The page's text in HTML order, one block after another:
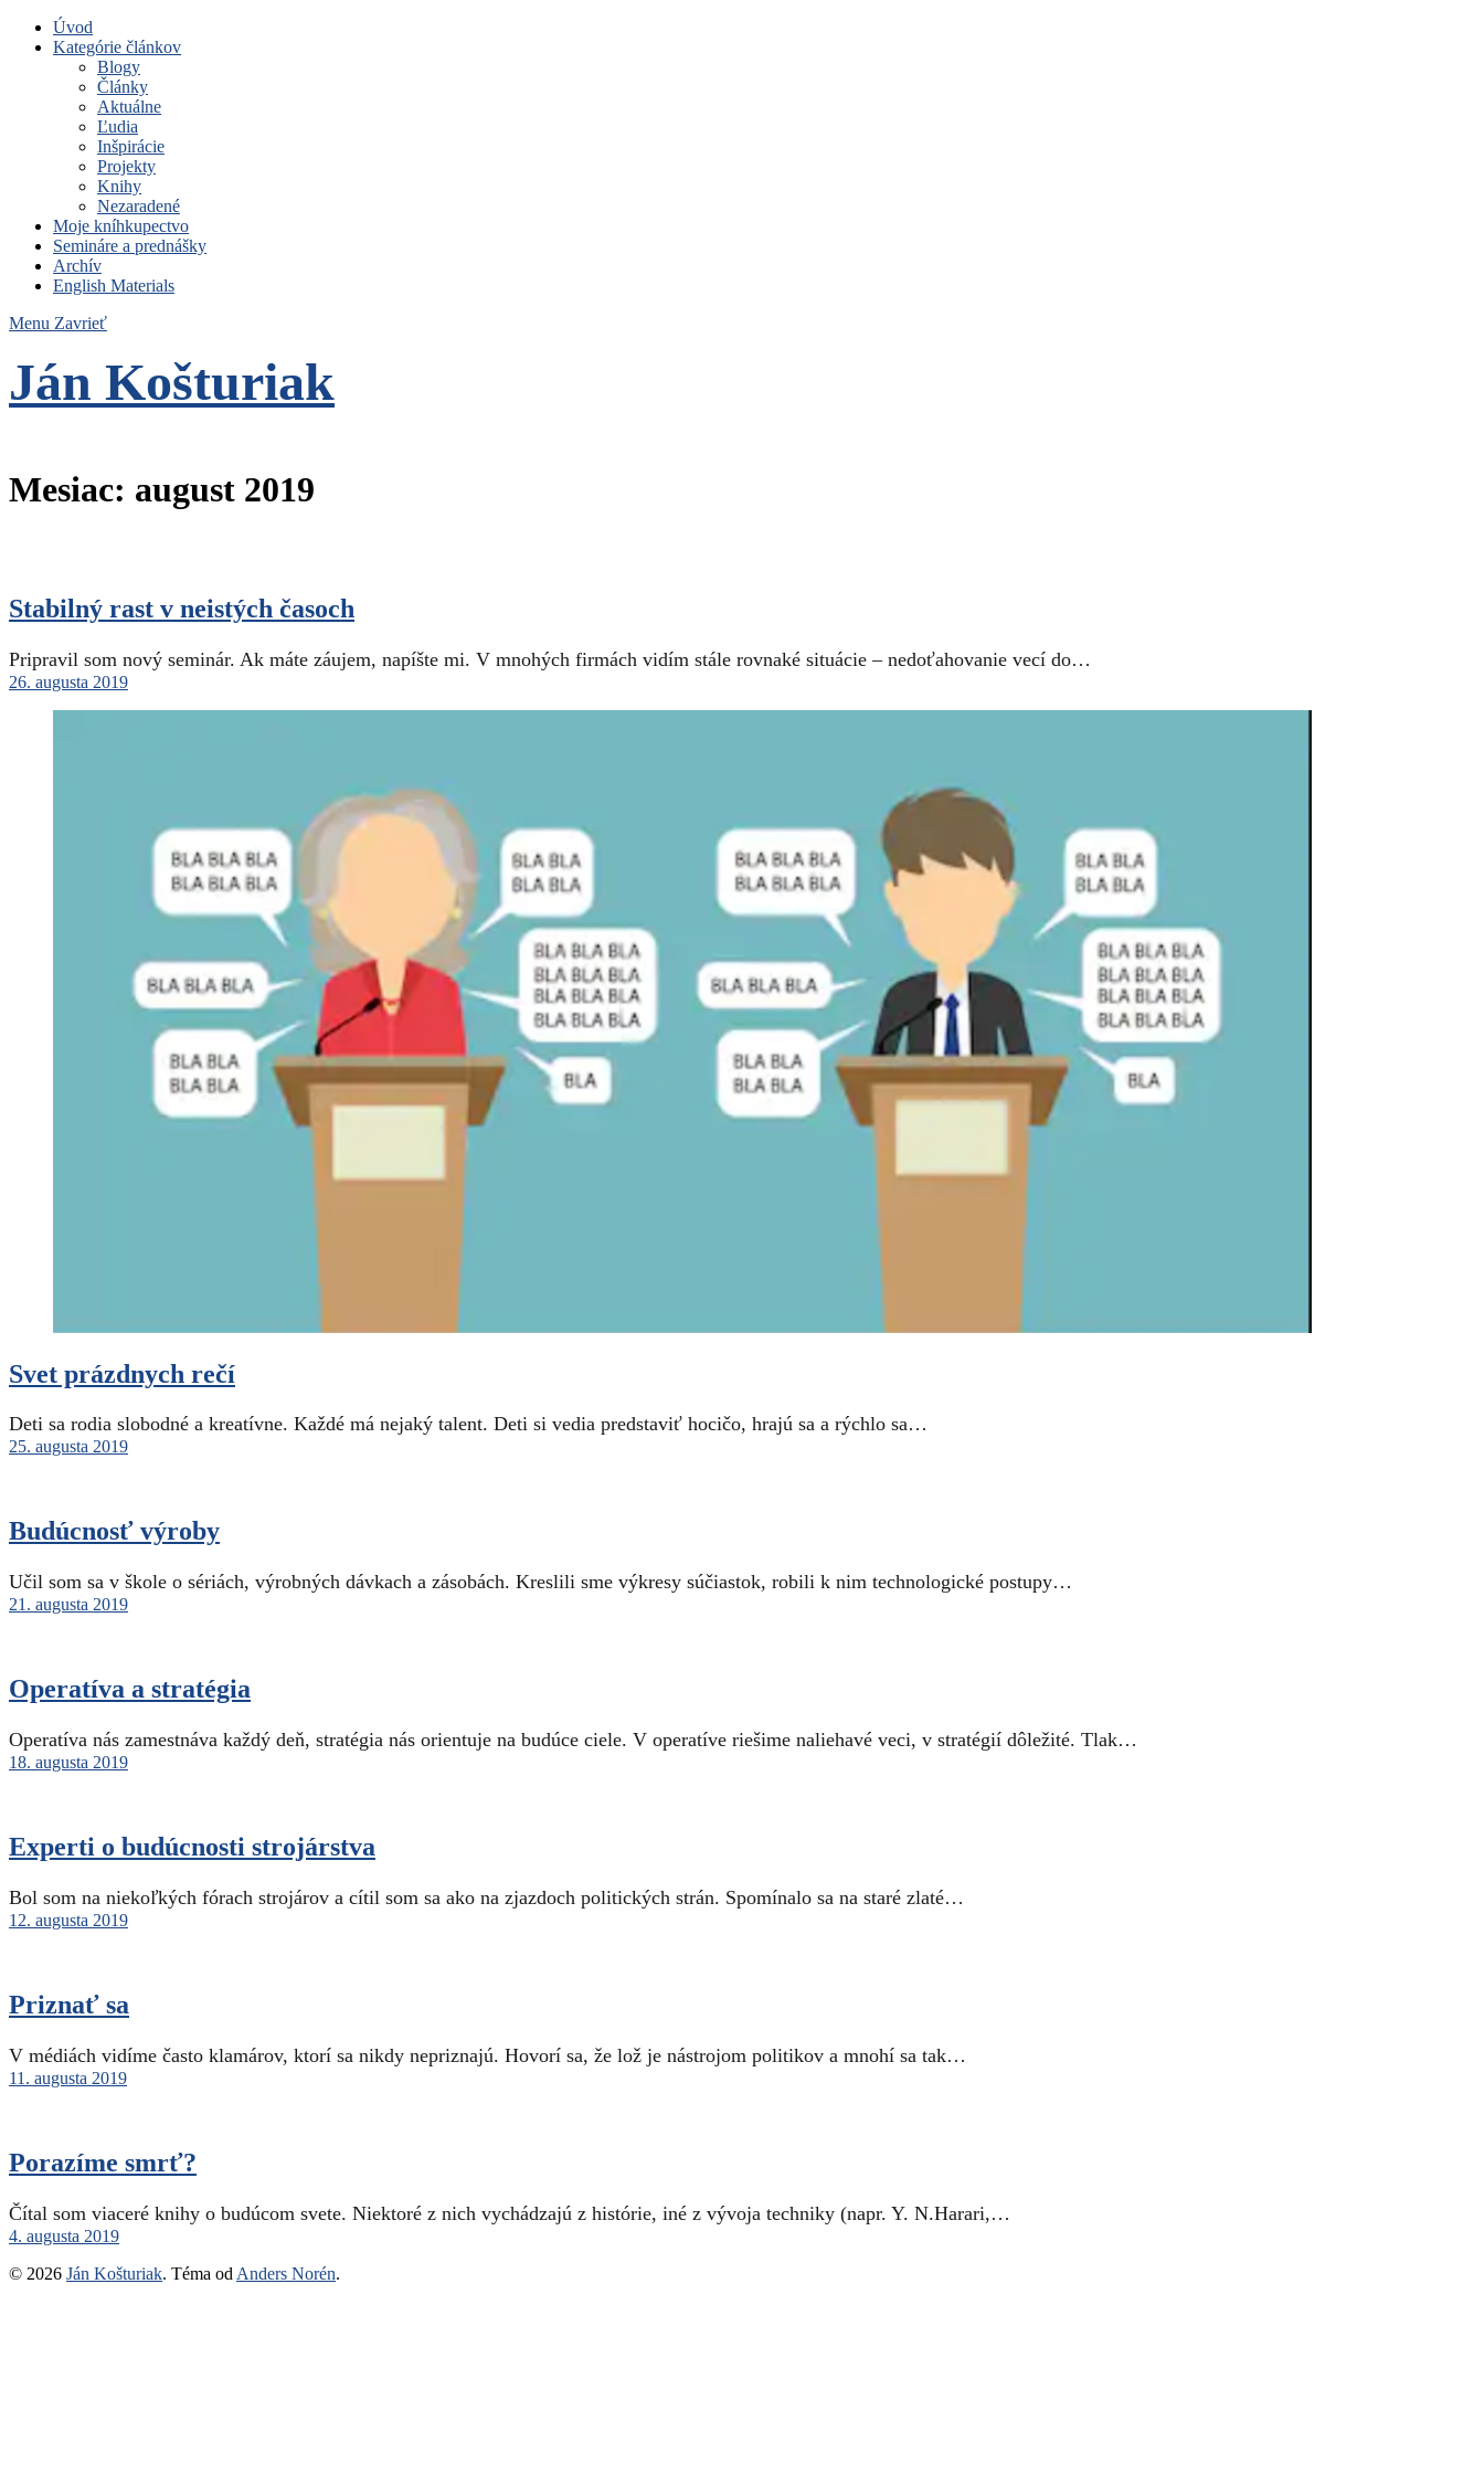
Úvod
Kategórie článkov
Blogy
Články
Aktuálne
Ľudia
Inšpirácie
Projekty
Knihy
Nezaradené
Moje kníhkupectvo
Semináre a prednášky
Archív
English Materials
Menu Zavrieť
Ján Košturiak
Mesiac: august 2019
Stabilný rast v neistých časoch
Pripravil som nový seminár. Ak máte záujem, napíšte mi. V mnohých firmách vidím stále rovnaké situácie – nedoťahovanie vecí do…
26. augusta 2019
Svet prázdnych rečí
Deti sa rodia slobodné a kreatívne. Každé má nejaký talent. Deti si vedia predstaviť hocičo, hrajú sa a rýchlo sa…
25. augusta 2019
Budúcnosť výroby
Učil som sa v škole o sériách, výrobných dávkach a zásobách. Kreslili sme výkresy súčiastok, robili k nim technologické postupy…
21. augusta 2019
Operatíva a stratégia
Operatíva nás zamestnáva každý deň, stratégia nás orientuje na budúce ciele. V operatíve riešime naliehavé veci, v stratégií dôležité. Tlak…
18. augusta 2019
Experti o budúcnosti strojárstva
Bol som na niekoľkých fórach strojárov a cítil som sa ako na zjazdoch politických strán. Spomínalo sa na staré zlaté…
12. augusta 2019
Priznať sa
V médiách vidíme často klamárov, ktorí sa nikdy nepriznajú. Hovorí sa, že lož je nástrojom politikov a mnohí sa tak…
11. augusta 2019
Porazíme smrť?
Čítal som viaceré knihy o budúcom svete. Niektoré z nich vychádzajú z histórie, iné z vývoja techniky (napr. Y. N.Harari,…
4. augusta 2019
© 2026 Ján Košturiak. Téma od Anders Norén.